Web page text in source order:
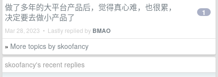
做了多年的大平台产品后，觉得真心难，也很累，
决定要去做小产品了
Mar 28, 2023 • Lastly replied by BMAO
1
» More topics by skoofancy
skoofancy's recent replies